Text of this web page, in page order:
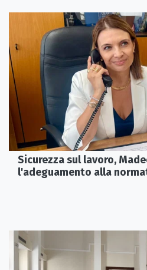
Sicurezza sul lavoro,
l'adeguamento alla